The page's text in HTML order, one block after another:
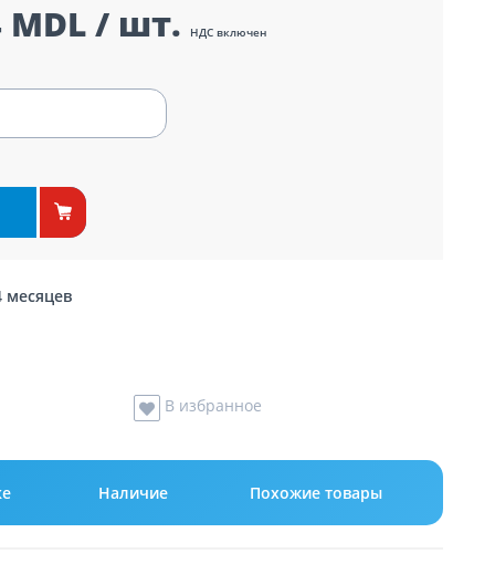
MDL / шт. НДС включен
месяцев
В избранное
Наличие Похожие товары